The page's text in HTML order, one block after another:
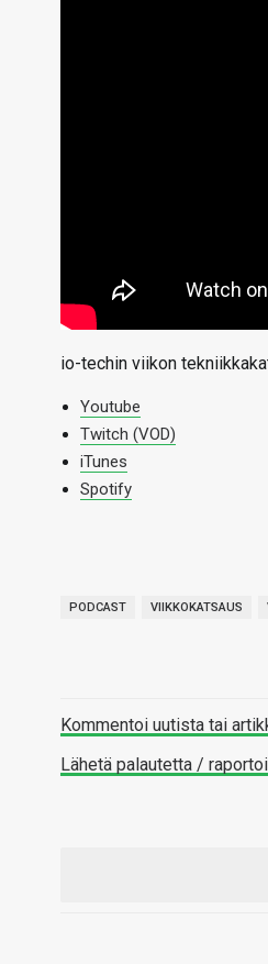
io-techin viikon
Youtube
Twitch (VOD)
iTunes
Spotify
PODCAST VIIKKOKATSAUS
Kommentoi uutista tai
Lähetä palautetta /